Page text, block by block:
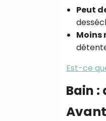
Peut
Moins
Est-ce
Bain